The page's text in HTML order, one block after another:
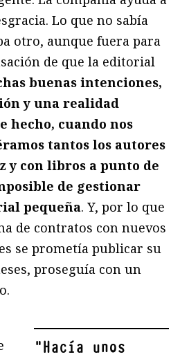
Lo que no sabía
otro, aunque fuera para
de que la editorial
buenas intenciones,
y una realidad
hecho, cuando nos
tantos los autores
y con libros a punto de
de gestionar
pequeña. Y, por lo que
de contratos con nuevos
se prometía publicar su
proseguía con un
"Hacía unos